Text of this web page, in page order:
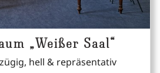
„Weißer Saal“
hell & repräsentativ